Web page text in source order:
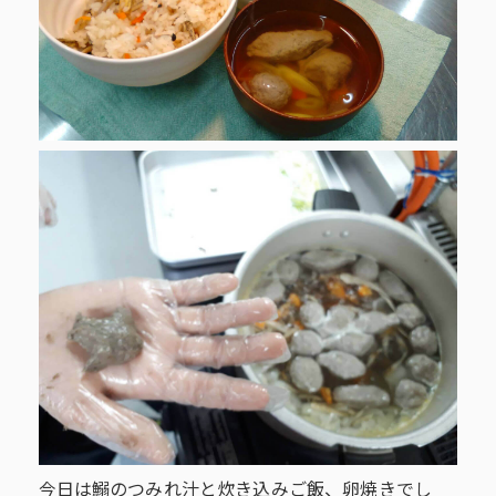
今日は鰯のつみれ汁と炊き込みご飯、卵焼きでし